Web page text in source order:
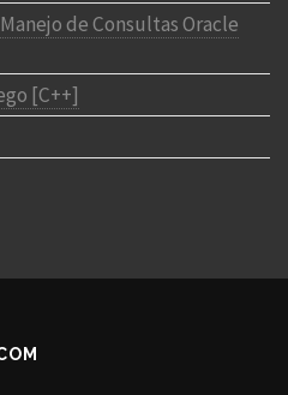
de Consultas Oracle
[C++]